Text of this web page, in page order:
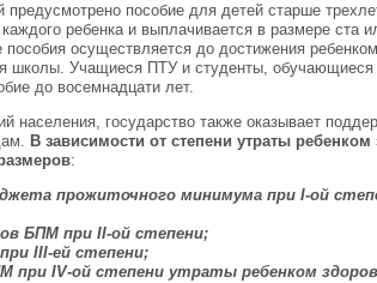
пособие для детей старше
ребенка и выплачивается в размере ста
пособия осуществляется до достижения ребенком
школы. Учащиеся ПТУ и студенты, обучающиеся
до восемнадцати лет.
населения, государство также оказывает
В зависимости от степени утраты ребенком
:
прожиточного минимума при I-ой
БПМ при II-ой степени;
III-ей степени;
при IV-ой степени утраты ребенком